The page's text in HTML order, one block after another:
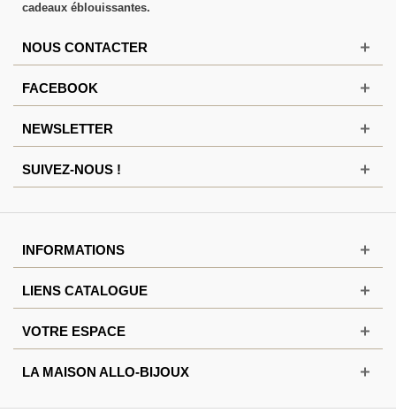
cadeaux éblouissantes.
NOUS CONTACTER
FACEBOOK
NEWSLETTER
SUIVEZ-NOUS !
INFORMATIONS
LIENS CATALOGUE
VOTRE ESPACE
LA MAISON ALLO-BIJOUX